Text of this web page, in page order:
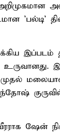
'பல்டி'
இப்படம்
முதல்
ஷேன்